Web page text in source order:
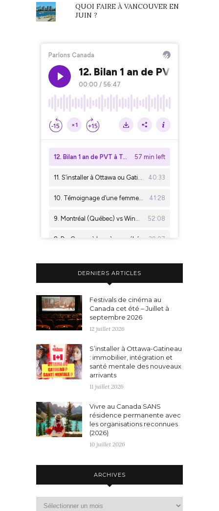
QUOI FAIRE À VANCOUVER EN
JUIN ?
DERNIERS ARTICLES
Festivals de cinéma au
Canada cet été – Juillet à
septembre 2026
12 juillet 2026
S’installer à Ottawa-Gatineau
: immobilier, intégration et
santé mentale des nouveaux
arrivants
11 juillet 2026
Vivre au Canada SANS
résidence permanente avec
les organisations reconnues
(2026)
10 juillet 2026
ARCHIVES